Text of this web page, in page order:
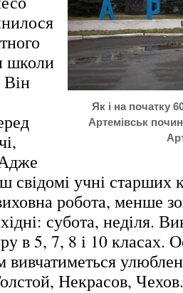
Як і на початку
Артемівськ
школи
Він
свідомі учні старших
робота, менше
субота, неділя.
в 5, 7, 8 і 10 класах.
Некрасов, Чехов.